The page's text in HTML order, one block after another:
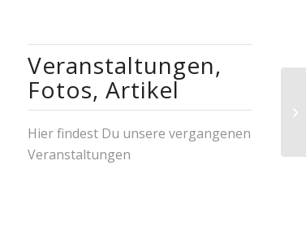
Veranstaltungen,
Fotos, Artikel
Hier findest Du unsere vergangenen
Veranstaltungen